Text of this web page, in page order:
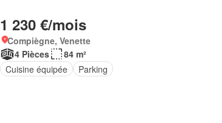
1 230 €/mois
Compiègne, Venette
4 Pièces
84 m²
Cuisine équipée
Parking